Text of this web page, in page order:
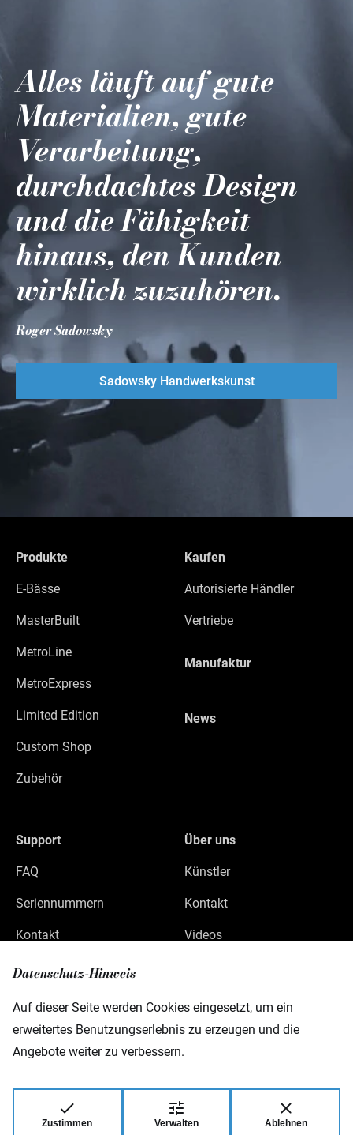
Datenschutz-Hinweis
Auf dieser Seite werden Cookies eingesetzt, um ein
erweitertes Benutzungserlebnis zu erzeugen und die
Angebote weiter zu verbessern.
Zustimmen Verwalten Ablehnen
Alles läuft auf gute
Materialien, gute
Verarbeitung,
durchdachtes Design
und die Fähigkeit
hinaus, den Kunden
wirklich zuzuhören.
Roger Sadowsky
Sadowsky Handwerkskunst
Produkte
E-Bässe
MasterBuilt
MetroLine
MetroExpress
Limited Edition
Custom Shop
Zubehör
Kaufen
Autorisierte Händler
Vertriebe
Manufaktur
News
Support
FAQ
Seriennummern
Kontakt
Über uns
Künstler
Kontakt
Videos
Gewerbepark 46
D-08258 Markneukirchen
© 2026 Warwick GmbH & Co Music Equipment